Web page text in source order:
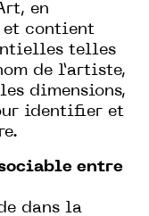
en
et contient
telles
de l’artiste,
dimensions,
identifier et
entre
dans la